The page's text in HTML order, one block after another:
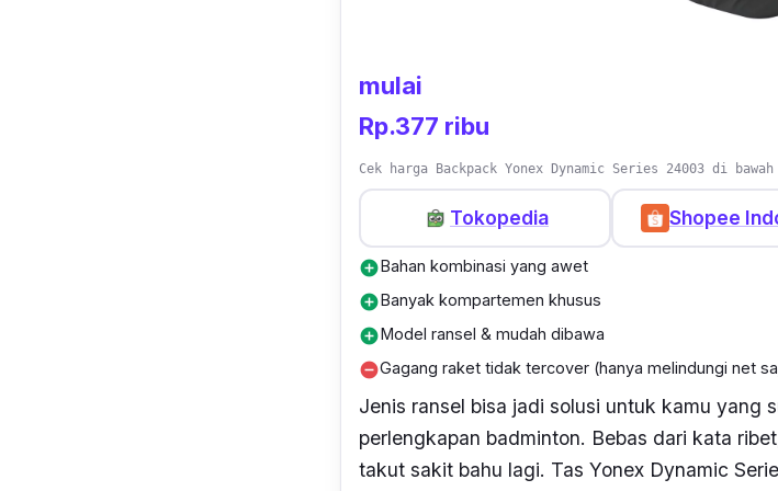
mulai
Rp.377 ribu
Cek harga Backpack Yonex Dynamic Series 24003 di
Tokopedia Shopee
add_circleBahan kombinasi yang awet
add_circleBanyak kompartemen khusus
add_circleModel ransel & mudah dibawa
remove_circleGagang raket tidak tercover (hanya melindungi net
Jenis ransel bisa jadi solusi untuk kamu yang
perlengkapan badminton. Bebas dari kata
takut sakit bahu lagi. Tas Yonex Dynamic